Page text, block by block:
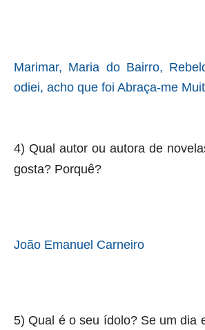
Marimar, Maria do Bairro,
odiei, acho que foi Abraça-me
4) Qual autor ou autora de
gosta? Porquê?
João Emanuel Carneiro
5) Qual é o seu ídolo? Se um dia